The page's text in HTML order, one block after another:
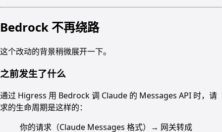
Bedrock 不再绕路
这个改动的背景稍微展开一下。
之前发生了什么
通过 Higress 用 Bedrock 调 Claude 的 Messages API 时，请
求的生命周期是这样的：
你的请求（Claude Messages 格式）→ 网关转成